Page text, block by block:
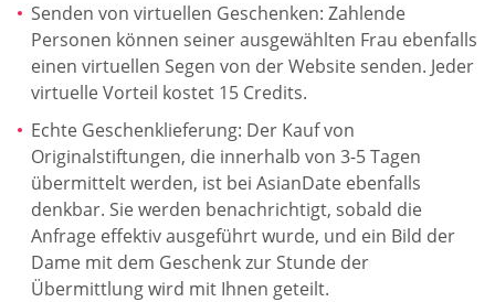
Senden von virtuellen Geschenken: Zahlende
Personen können seiner ausgewählten Frau ebenfalls
einen virtuellen Segen von der Website senden. Jeder
virtuelle Vorteil kostet 15 Credits.
Echte Geschenklieferung: Der Kauf von
Originalstiftungen, die innerhalb von 3-5 Tagen
übermittelt werden, ist bei AsianDate ebenfalls
denkbar. Sie werden benachrichtigt, sobald die
Anfrage effektiv ausgeführt wurde, und ein Bild der
Dame mit dem Geschenk zur Stunde der
Übermittlung wird mit Ihnen geteilt.